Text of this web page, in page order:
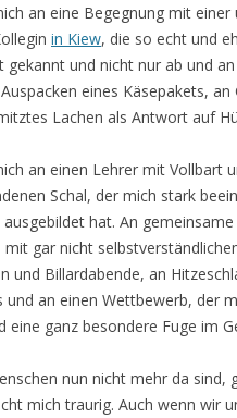
an eine Begegnung mit
in Kiew, die so echt und
gekannt und nicht nur ab und
eines Käsepakets,
Lachen als Antwort auf
an einen Lehrer mit Vollbart
Schal, der mich stark
hat. An
mit gar nicht
und Billardabende, an
und an einen Wettbewerb, der
eine ganz besondere Fuge im
nun nicht mehr da
mich traurig. Auch wenn wir